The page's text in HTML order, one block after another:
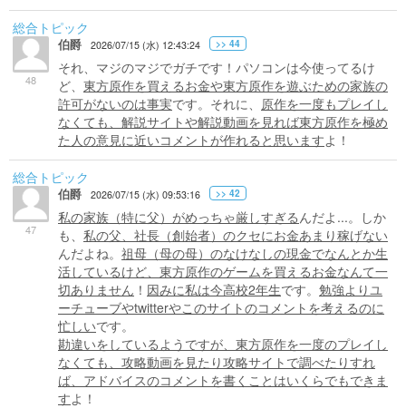
総合トピック
48
伯爵 2026/07/15 (水) 12:43:24 >> 44
それ、マジのマジでガチです！パソコンは今使ってるけ
ど、 東方原作を買えるお金や東方原作を遊ぶための家族の
許可がないのは事実です。それに、 原作を一度もプレイし
なくても、解説サイトや解説動画を見れば東方原作を極め
た人の意見に近いコメントが作れると思いますよ！
総合トピック
47
伯爵 2026/07/15 (水) 09:53:16 >> 42
私の家族（特に父）がめっちゃ厳しすぎるんだよ...。しか
も、 私の父、社長（創始者）のクセにお金あまり稼げない
んだよね。 祖母（母の母）のなけなしの現金でなんとか生
活しているけど、東方原作のゲームを買えるお金なんて一
切ありません ！ 因みに私は今高校2年生です。 勉強よりユ
ーチューブやtwitterやこのサイトのコメントを考えるのに
忙しいです。
勘違いをしているようですが、東方原作を一度のプレイし
なくても、攻略動画を見たり攻略サイトで調べたりすれ
ば、アドバイスのコメントを書くことはいくらでもできま
すよ！